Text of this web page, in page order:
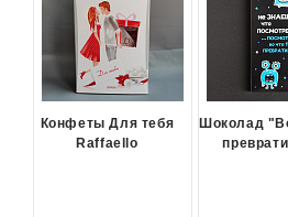
Конфеты Для тебя
Raffaello
Шоколад